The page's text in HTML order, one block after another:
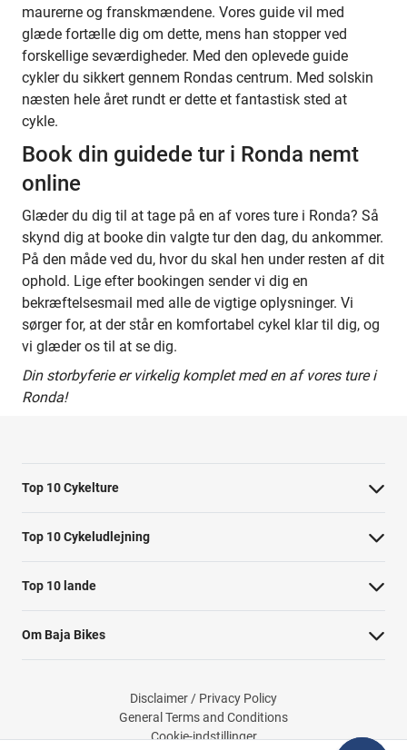
maurerne og franskmændene. Vores guide vil med
glæde fortælle dig om dette, mens han stopper ved
forskellige seværdigheder. Med den oplevede guide
cykler du sikkert gennem Rondas centrum. Med solskin
næsten hele året rundt er dette et fantastisk sted at
cykle.
Book din guidede tur i Ronda nemt
online
Glæder du dig til at tage på en af vores ture i Ronda? Så
skynd dig at booke din valgte tur den dag, du ankommer.
På den måde ved du, hvor du skal hen under resten af dit
ophold. Lige efter bookingen sender vi dig en
bekræftelsesmail med alle de vigtige oplysninger. Vi
sørger for, at der står en komfortabel cykel klar til dig, og
vi glæder os til at se dig.
Din storbyferie er virkelig komplet med en af vores ture i
Ronda!
Top 10 Cykelture
Cykeltur i Barcelona: højdepunkterne
Cykeltur i Berlin: højdepunkterne
Tur til Paris: højdepunkter
Rom højdepunkter cykeltur
Cykeltur til Amsterdams højdepunkter
Cykeltur til Kobenhavn højdepunkter
Cykeltur til Firenzes højdepunkter
Top 10 Cykeludlejning
Barcelona Cykeludlejning
Berlin Cykeludlejning
Paris Cykeludlejning
Valencia Cykeludlejning
Top 10 lande
Cykelture i Holland
Cykelture i Portugal
Om Baja Bikes
Teamet
Disclaimer / Privacy Policy
General Terms and Conditions
Cookie-indstillinger